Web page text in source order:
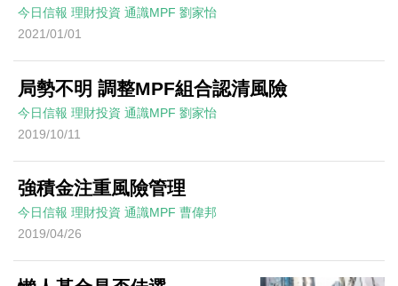
今日信報 理財投資 通識MPF 劉家怡
2021/01/01
局勢不明 調整MPF組合認清風險
今日信報 理財投資 通識MPF 劉家怡
2019/10/11
強積金注重風險管理
今日信報 理財投資 通識MPF 曹偉邦
2019/04/26